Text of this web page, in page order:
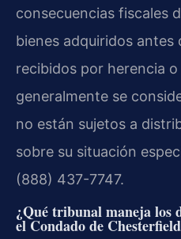
consecuencias fiscales
bienes adquiridos antes
recibidos por herencia
generalmente se
no están sujetos a
sobre su situación
(888) 437-7747.
¿Qué tribunal maneja los
el Condado de